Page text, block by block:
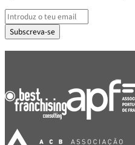
Subscreva-se